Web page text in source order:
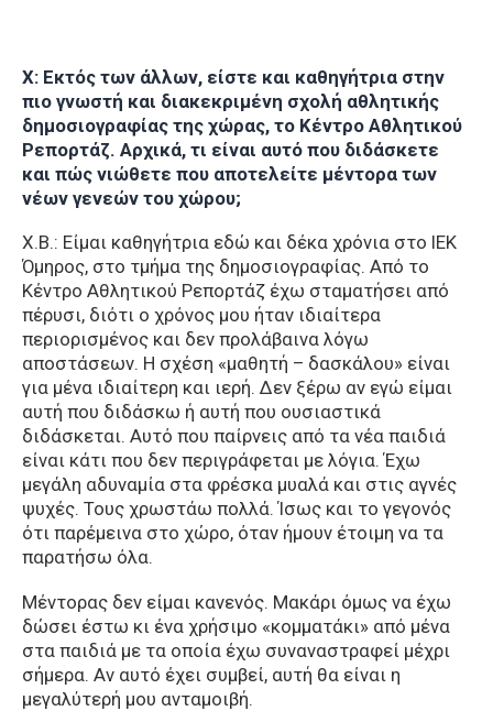
Χ: Εκτός των άλλων, είστε και καθηγήτρια στην
πιο γνωστή και διακεκριμένη σχολή αθλητικής
δημοσιογραφίας της χώρας, το Κέντρο Αθλητικού
Ρεπορτάζ. Αρχικά, τι είναι αυτό που διδάσκετε
και πώς νιώθετε που αποτελείτε μέντορα των
νέων γενεών του χώρου;
Χ.Β.: Είμαι καθηγήτρια εδώ και δέκα χρόνια στο ΙΕΚ
Όμηρος, στο τμήμα της δημοσιογραφίας. Από το
Κέντρο Αθλητικού Ρεπορτάζ έχω σταματήσει από
πέρυσι, διότι ο χρόνος μου ήταν ιδιαίτερα
περιορισμένος και δεν προλάβαινα λόγω
αποστάσεων. Η σχέση «μαθητή – δασκάλου» είναι
για μένα ιδιαίτερη και ιερή. Δεν ξέρω αν εγώ είμαι
αυτή που διδάσκω ή αυτή που ουσιαστικά
διδάσκεται. Αυτό που παίρνεις από τα νέα παιδιά
είναι κάτι που δεν περιγράφεται με λόγια. Έχω
μεγάλη αδυναμία στα φρέσκα μυαλά και στις αγνές
ψυχές. Τους χρωστάω πολλά. Ίσως και το γεγονός
ότι παρέμεινα στο χώρο, όταν ήμουν έτοιμη να τα
παρατήσω όλα.
Μέντορας δεν είμαι κανενός. Μακάρι όμως να έχω
δώσει έστω κι ένα χρήσιμο «κομματάκι» από μένα
στα παιδιά με τα οποία έχω συναναστραφεί μέχρι
σήμερα. Αν αυτό έχει συμβεί, αυτή θα είναι η
μεγαλύτερή μου ανταμοιβή.